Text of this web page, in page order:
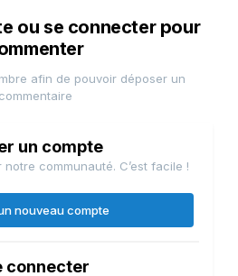
ou se connecter pour
afin de pouvoir déposer un
commentaire
un compte
communauté. C’est facile !
nouveau compte
connecter